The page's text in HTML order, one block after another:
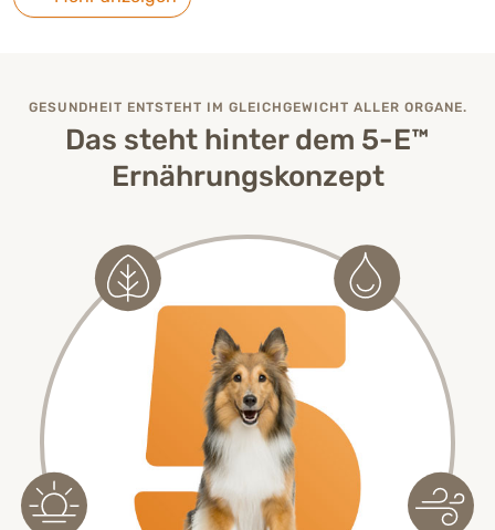
GESUNDHEIT ENTSTEHT IM GLEICHGEWICHT ALLER ORGANE.
Das steht hinter dem 5-E™
Ernährungskonzept